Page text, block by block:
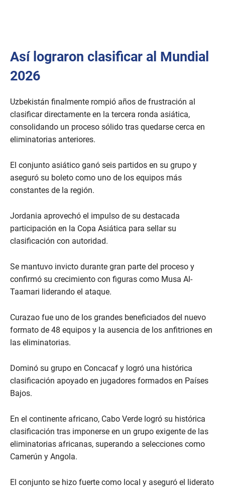
Así lograron clasificar al Mundial
2026
Uzbekistán finalmente rompió años de frustración al
clasificar directamente en la tercera ronda asiática,
consolidando un proceso sólido tras quedarse cerca en
eliminatorias anteriores.
El conjunto asiático ganó seis partidos en su grupo y
aseguró su boleto como uno de los equipos más
constantes de la región.
Jordania aprovechó el impulso de su destacada
participación en la Copa Asiática para sellar su
clasificación con autoridad.
Se mantuvo invicto durante gran parte del proceso y
confirmó su crecimiento con figuras como Musa Al-
Taamari liderando el ataque.
Curazao fue uno de los grandes beneficiados del nuevo
formato de 48 equipos y la ausencia de los anfitriones en
las eliminatorias.
Dominó su grupo en Concacaf y logró una histórica
clasificación apoyado en jugadores formados en Países
Bajos.
En el continente africano, Cabo Verde logró su histórica
clasificación tras imponerse en un grupo exigente de las
eliminatorias africanas, superando a selecciones como
Camerún y Angola.
El conjunto se hizo fuerte como local y aseguró el liderato